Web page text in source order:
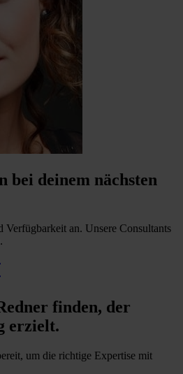
bei deinem nächsten
Verfügbarkeit an. Unsere Consultants
finden, der
erzielt.
um die richtige Expertise mit